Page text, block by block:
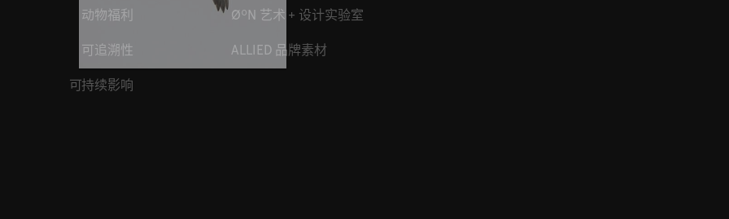
动物福利
可追溯性
可持续影响
ØºN 艺术 + 设计实验室
ALLIED 品牌素材